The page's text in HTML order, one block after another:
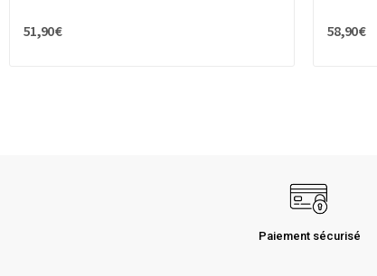
51,90 € 58,90 €
Paiement sécurisé